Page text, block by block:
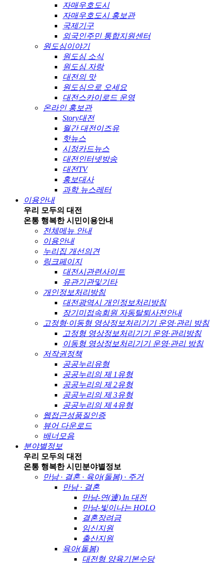
자매우호도시
자매우호도시 홍보관
국제기구
외국인주민 통합지원센터
원도심이야기
원도심 소식
원도심 자랑
대전의 맛
원도심으로 오세요
대전스카이로드 운영
온라인 홍보관
Story대전
월간 대전이즈유
핫뉴스
시정카드뉴스
대전인터넷방송
대전TV
홍보대사
과학 뉴스레터
이용안내
우리 모두의 대전
온통 행복한 시민이용안내
전체메뉴 안내
이용안내
누리집 개선의견
링크페이지
대전시관련사이트
유관기관및기타
개인정보처리방침
대전광역시 개인정보처리방침
장기미접속회원 자동탈퇴사전안내
고정형·이동형 영상정보처리기기 운영·관리 방침
고정형 영상정보처리기기 운영·관리방침
이동형 영상정보처리기기 운영·관리 방침
저작권정책
공공누리유형
공공누리의 제 1유형
공공누리의 제 2유형
공공누리의 제 3유형
공공누리의 제 4유형
웹접근성품질인증
뷰어 다운로드
배너모음
분야별정보
우리 모두의 대전
온통 행복한 시민분야별정보
만남 · 결혼 · 육아(돌봄) · 주거
만남 · 결혼
만남-연(連) In 대전
만남-빛이나는 HOLO
결혼장려금
임신지원
출산지원
육아(돌봄)
대전형 양육기본수당